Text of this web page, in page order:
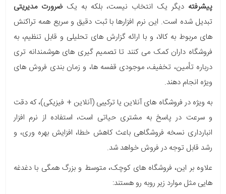
پیشرفته دیگر یک انتخاب نیست، بلکه به یک ضرورت مدیریتی
تبدیل شده است. این نرم افزارها با ثبت دقیق و سریع همه تراکنش
های مربوط به کالا، و با ارائه گزارش های تحلیلی و قابل تنظیم، به
فروشگاه داران کمک می کنند تا تصمیم گیری های هوشمندانه تری
درباره تأمین، تخفیف، موجودی قفسه ها، و زمان بندی فروش های
ویژه انجام دهند.
به ویژه در فروشگاه های آنلاین یا ترکیبی (آنلاین + فیزیکی)، که دقت
و سرعت در پاسخ به مشتری حیاتی است، استفاده از نرم افزار
انبارداری نسخه فروشگاهی باعث کاهش خطا، افزایش بهره وری، و
رشد قابل توجه در فروش خواهد شد.
علاوه بر این، فروشگاه های کوچک، متوسط و بزرگ همگی با دغدغه
هایی مثل موارد زیر روبه رو هستند: